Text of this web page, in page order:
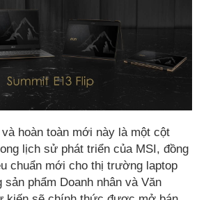
hoàn toàn mới này là một cột
lịch sử phát triển của MSI, đồng
chuẩn mới cho thị trường laptop
sản phẩm Doanh nhân và Văn